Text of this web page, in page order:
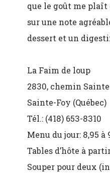
que le goût me
sur une note
dessert et un
La Faim de loup
2830, chemin
Sainte-Foy (Québec)
Tél.: (418) 653-8310
Menu du jour: 8,95 à
Tables d’hôte à
Souper pour deux